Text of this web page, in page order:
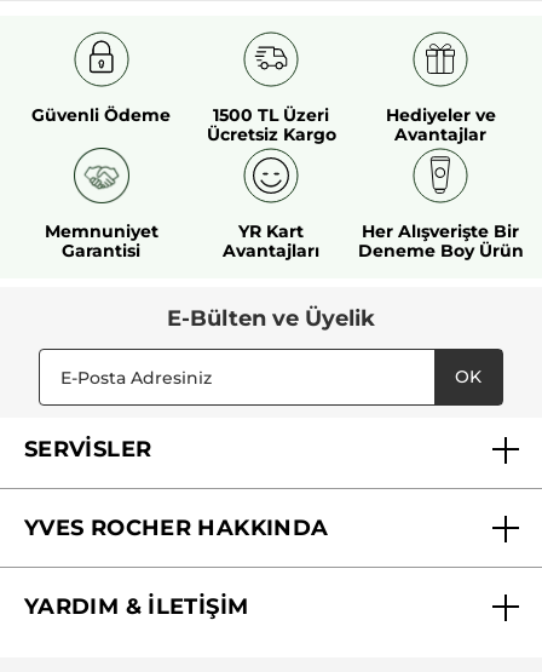
Güvenli Ödeme
1500 TL Üzeri
Ücretsiz Kargo
Hediyeler ve
Avantajlar
Memnuniyet
Garantisi
YR Kart
Avantajları
Her Alışverişte Bir
Deneme Boy Ürün
E-Bülten ve Üyelik
OK
SERVİSLER
YVES ROCHER HAKKINDA
Yves Rocher Vakfı
YARDIM & İLETİŞİM